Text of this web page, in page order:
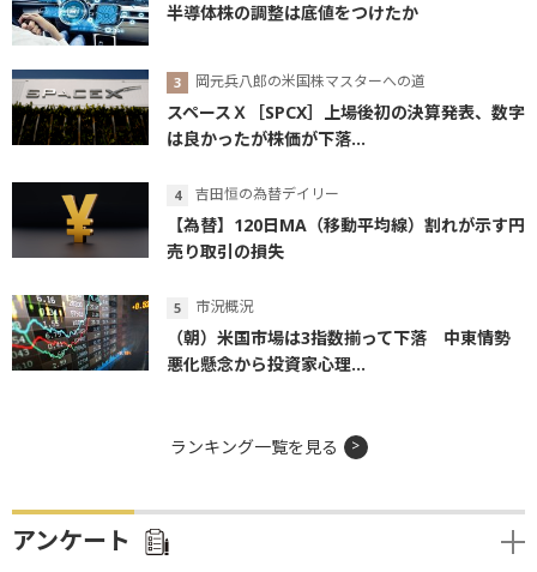
半導体株の調整は底値をつけたか
岡元兵八郎の米国株マスターへの道
スペースＸ［SPCX］上場後初の決算発表、数字
は良かったが株価が下落...
吉田恒の為替デイリー
【為替】120日MA（移動平均線）割れが示す円
売り取引の損失
市況概況
（朝）米国市場は3指数揃って下落 中東情勢
悪化懸念から投資家心理...
ランキング一覧を見る
アンケート